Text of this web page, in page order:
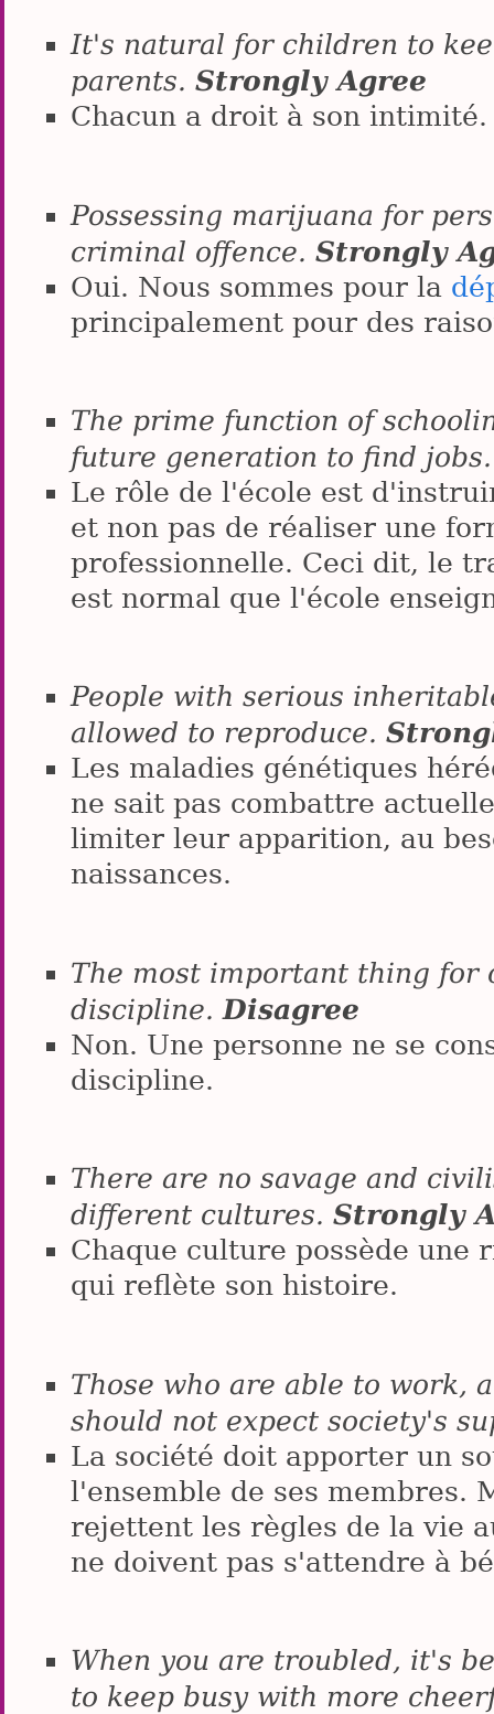
It's natural for children to
parents. Strongly Agree
Chacun a droit à son intimité.
Possessing marijuana for
criminal offence. Strongly
Oui. Nous sommes pour la
principalement pour des
The prime function of
future generation to find
Le rôle de l'école est
et non pas de réaliser une
professionnelle. Ceci dit, le
est normal que l'école
People with serious
allowed to reproduce.
Les maladies génétiques
ne sait pas combattre
limiter leur apparition, au
naissances.
The most important thing for
discipline.Disagree
Non. Une personne ne se
discipline.
There are no savage and
different cultures. Strongly
Chaque culture possède une
qui reflète son histoire.
Those who are able to work,
should not expect society's
La société doit apporter un
l'ensemble de ses membres.
rejettent les règles de la vie
ne doivent pas s'attendre à
When you are troubled, it's
to keep busy with more